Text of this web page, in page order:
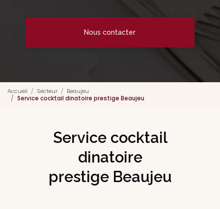
Nous contacter
Accueil Secteur
Beaujeu
Service cocktail dinatoire prestige Beaujeu
Service cocktail
dinatoire
prestige Beaujeu